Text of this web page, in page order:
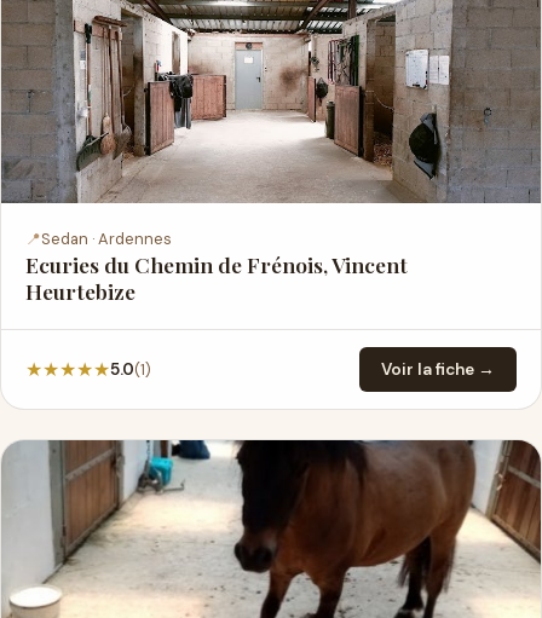
📍Sedan · Ardennes
Ecuries du Chemin de Frénois, Vincent
Heurtebize
★★★★★5.0(1) Voir la fiche →